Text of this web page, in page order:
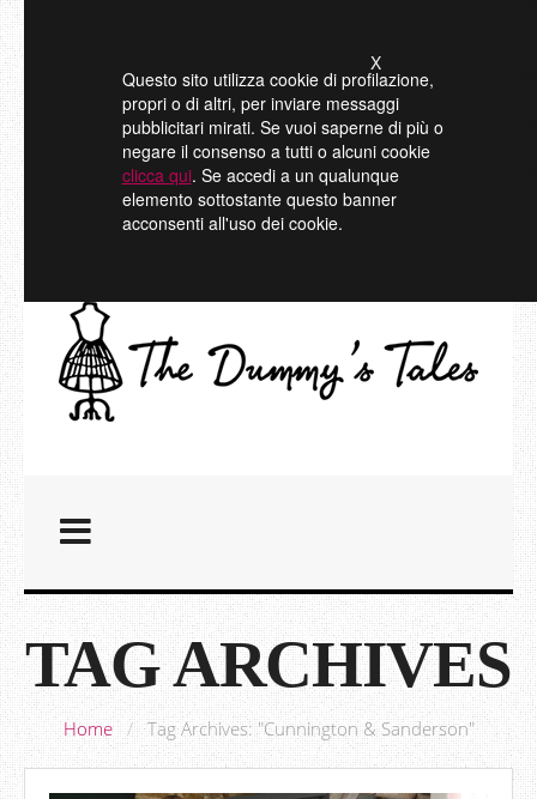
Questo sito utilizza cookie di profilazione,
propri o di altri, per inviare messaggi
pubblicitari mirati. Se vuoi saperne di più o
negare il consenso a tutti o alcuni cookie
clicca qui. Se accedi a un qualunque
elemento sottostante questo banner
acconsenti all'uso dei cookie.
X
TAG ARCHIVES
Home / Tag Archives: "Cunnington & Sanderson"